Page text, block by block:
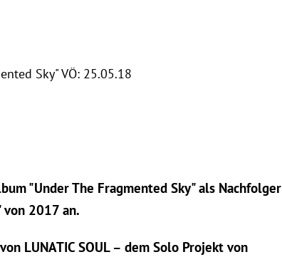
Sky" VÖ: 25.05.18
"Under The Fragmented Sky" als Nachfolger
von 2017 an.
LUNATIC SOUL – dem Solo Projekt von